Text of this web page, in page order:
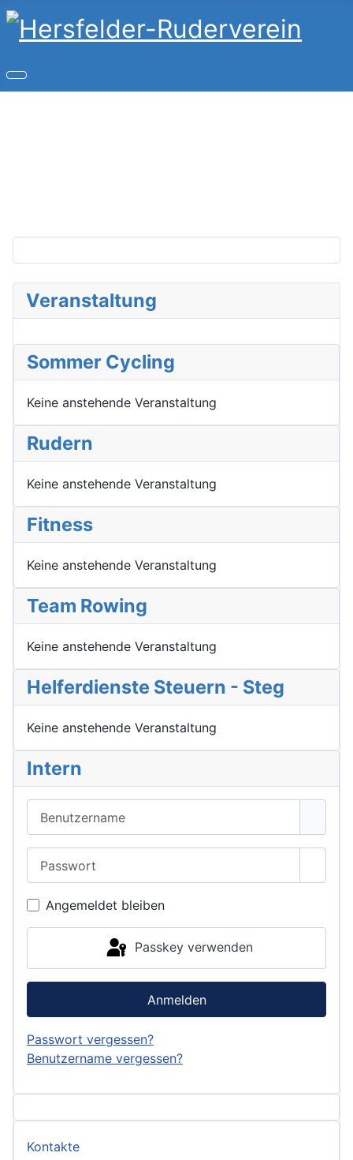
Veranstaltung
Sommer Cycling
Keine anstehende Veranstaltung
Rudern
Keine anstehende Veranstaltung
Fitness
Keine anstehende Veranstaltung
Team Rowing
Keine anstehende Veranstaltung
Helferdienste Steuern - Steg
Keine anstehende Veranstaltung
Intern
Angemeldet bleiben
Passkey verwenden
Anmelden
Passwort vergessen?
Benutzername vergessen?
Kontakte